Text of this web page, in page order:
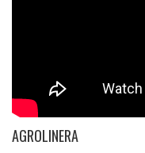
AGROLINERA